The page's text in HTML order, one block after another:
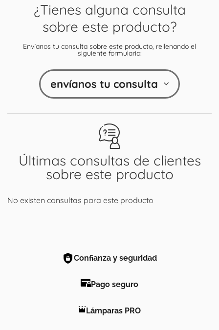
Últimas consultas de clientes
sobre este producto
No existen consultas para este producto
¿Tienes alguna consulta
sobre este producto?
Envíanos tu consulta sobre este producto, rellenando el
siguiente formulario:
envíanos tu consulta
Confianza y seguridad
Pago seguro
Lámparas PRO